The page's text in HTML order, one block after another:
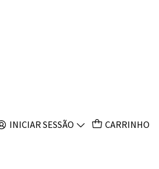
INICIAR SESSÃO CARRINHO